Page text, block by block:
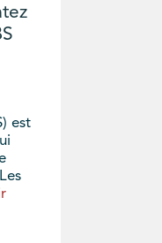
est